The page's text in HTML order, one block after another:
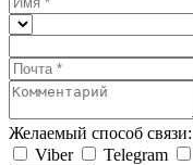
Желаемый способ связи:
Viber
Telegram